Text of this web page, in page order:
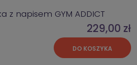
z napisem GYM ADDICT
229,00 zł
DO KOSZYKA